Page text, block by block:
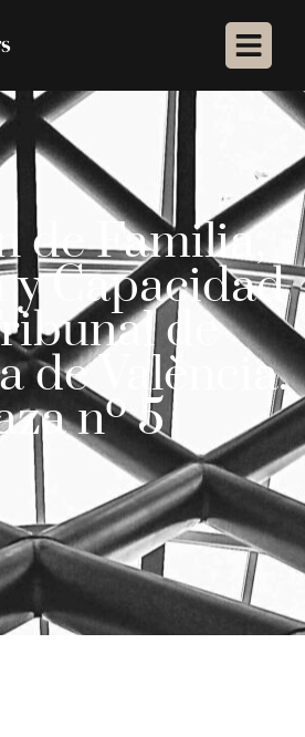
herramientas
de Familia,
Capacidad
de
de València.
nº 5